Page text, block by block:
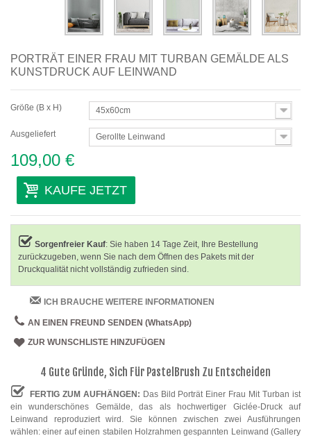
PORTRÄT EINER FRAU MIT TURBAN GEMÄLDE ALS
KUNSTDRUCK AUF LEINWAND
Größe (B x H) 45x60cm
Ausgeliefert Gerollte Leinwand
109,00 €
KAUFE JETZT
Sorgenfreier Kauf: Sie haben 14 Tage Zeit, Ihre Bestellung
zurückzugeben, wenn Sie nach dem Öffnen des Pakets mit der
Druckqualität nicht vollständig zufrieden sind.
ICH BRAUCHE WEITERE INFORMATIONEN
AN EINEN FREUND SENDEN (WhatsApp)
ZUR WUNSCHLISTE HINZUFÜGEN
4 Gute Gründe, Sich Für PastelBrush Zu Entscheiden
FERTIG ZUM AUFHÄNGEN: Das Bild Porträt Einer Frau Mit Turban ist
ein wunderschönes Gemälde, das als hochwertiger Giclée-Druck auf
Leinwand reproduziert wird. Sie können zwischen zwei Ausführungen
wählen: einer auf einen stabilen Holzrahmen gespannten Leinwand (Gallery